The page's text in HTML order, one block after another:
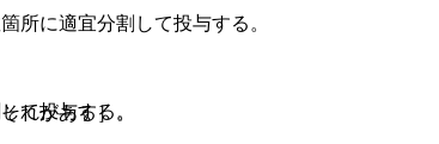
れがある］。
所に適宜分割して投与する。
て投与する。